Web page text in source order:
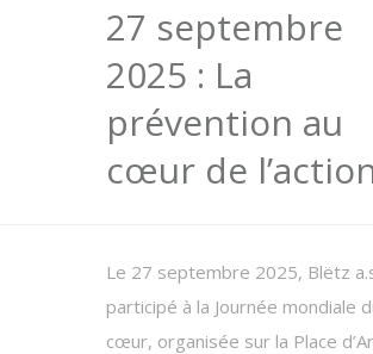
27 septembre
2025 : La
prévention au
cœur de
Le 27 septembre 2025, Blëtz
participé à la Journée mondiale
cœur, organisée sur la Place